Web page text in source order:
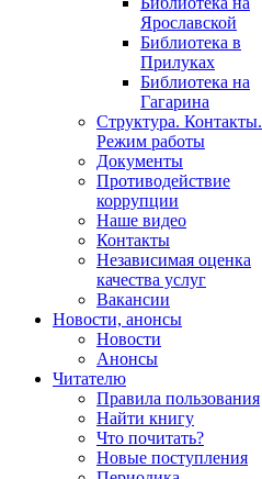
Ярославской
Библиотека в
Прилуках
Библиотека на
Гагарина
Структура. Контакты.
Режим работы
Документы
Противодействие
коррупции
Наше видео
Контакты
Независимая оценка
качества услуг
Вакансии
Новости, анонсы
Новости
Анонсы
Читателю
Правила пользования
Найти книгу
Что почитать?
Новые поступления